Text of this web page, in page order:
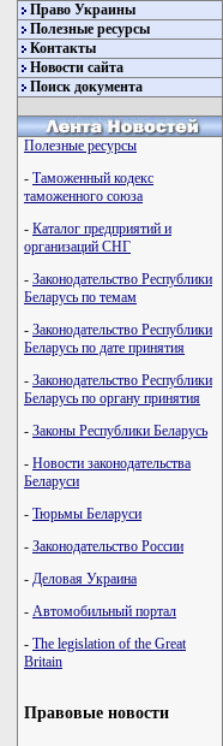
Право Украины
Полезные ресурсы
Контакты
Новости сайта
Поиск документа
Полезные ресурсы
- Таможенный кодекс
таможенного союза
- Каталог предприятий и
организаций СНГ
- Законодательство Республики
Беларусь по темам
- Законодательство Республики
Беларусь по дате принятия
- Законодательство Республики
Беларусь по органу принятия
- Законы Республики Беларусь
- Новости законодательства
Беларуси
- Тюрьмы Беларуси
- Законодательство России
- Деловая Украина
- Автомобильный портал
- The legislation of the Great
Britain
Правовые новости